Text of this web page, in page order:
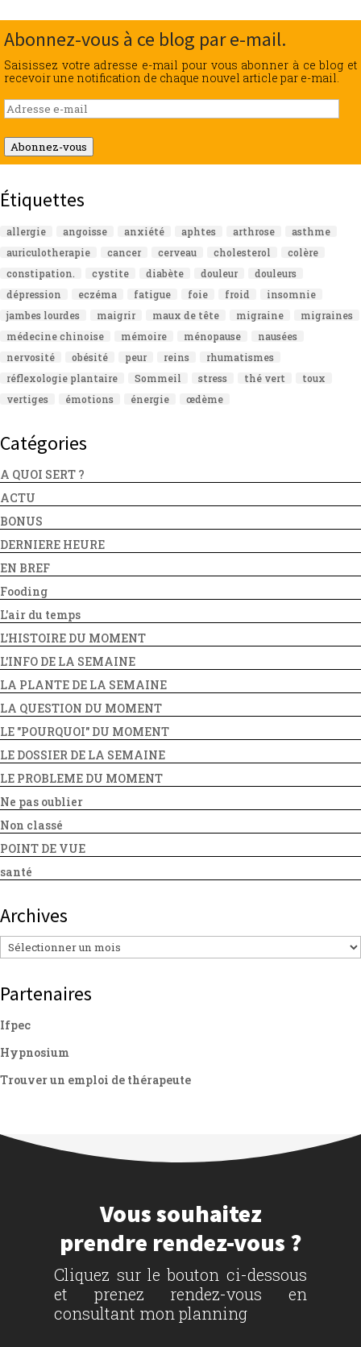
Abonnez-vous à ce blog par e-mail.
Saisissez votre adresse e-mail pour vous abonner à ce blog et
recevoir une notification de chaque nouvel article par e-mail.
Adresse
e-
mail
Abonnez-vous
Étiquettes
allergie angoisse anxiété aphtes arthrose
asthme
auriculotherapie
cancer cerveau cholesterol
colère
constipation.
cystite diabète douleur
douleurs
dépression
eczéma fatigue foie froid
insomnie
jambes lourdes
maigrir maux de tête migraine
migraines
médecine chinoise
mémoire ménopause
nausées
nervosité
obésité peur reins
rhumatismes
réflexologie plantaire
Sommeil stress thé vert
toux
vertiges
émotions énergie œdème
Catégories
A QUOI SERT ?
ACTU
BONUS
DERNIERE HEURE
EN BREF
Fooding
L'air du temps
L'HISTOIRE DU MOMENT
L'INFO DE LA SEMAINE
LA PLANTE DE LA SEMAINE
LA QUESTION DU MOMENT
LE "POURQUOI" DU MOMENT
LE DOSSIER DE LA SEMAINE
LE PROBLEME DU MOMENT
Ne pas oublier
Non classé
POINT DE VUE
santé
Archives
Archives
Partenaires
Ifpec
Hypnosium
Trouver un emploi de thérapeute
Vous souhaitez
prendre rendez-vous ?
Cliquez sur le bouton ci-dessous
et prenez rendez-vous en
consultant mon planning